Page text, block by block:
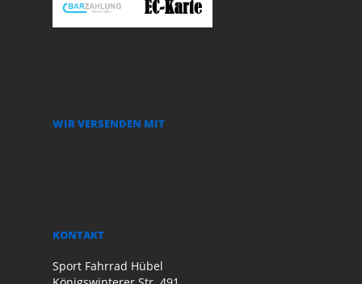
WIR VERSENDEN MIT
KONTAKT
Sport Fahrrad Hübel